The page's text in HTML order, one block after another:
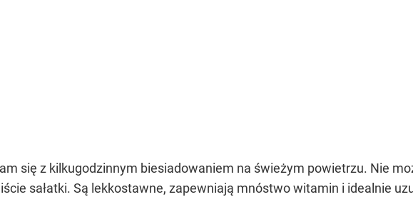
się z kilkugodzinnym biesiadowaniem na świeżym powietrzu. Nie
sałatki. Są lekkostawne, zapewniają mnóstwo witamin i idealnie